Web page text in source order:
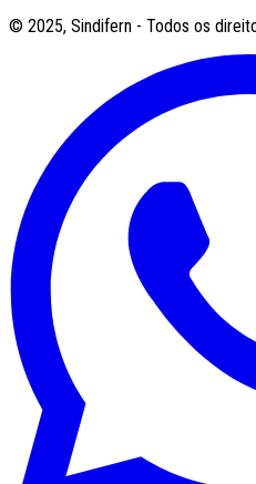
© 2025, Sindifern - Todos os